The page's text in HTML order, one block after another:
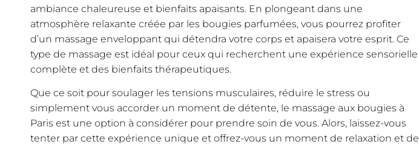
ambiance chaleureuse et bienfaits apaisants. En plongeant dans une
atmosphère relaxante créée par les bougies parfumées, vous pourrez profiter
d’un massage enveloppant qui détendra votre corps et apaisera votre esprit. Ce
type de massage est idéal pour ceux qui recherchent une expérience sensorielle
complète et des bienfaits thérapeutiques.
Que ce soit pour soulager les tensions musculaires, réduire le stress ou
simplement vous accorder un moment de détente, le massage aux bougies à
Paris est une option à considérer pour prendre soin de vous. Alors, laissez-vous
tenter par cette expérience unique et offrez-vous un moment de relaxation et de